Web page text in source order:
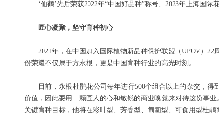
‘仙鹤’先后荣获2022年“中国好品种”称号、2023年上海国
匠心凝聚，坚守育种初心
2021年，在中国加入国际植物新品种保护联盟（UPOV）
份荣耀不仅属于方永根，更是中国育种行业的高光时刻。
目前，永根杜鹃花公司每年进行500个组合以上的杂交，
价值，因此要用一颗匠人的心和敏锐的商业嗅觉来对待这份事
关键育种目标，他将在彩叶型、芳香型、匍匐型、可食用型杜